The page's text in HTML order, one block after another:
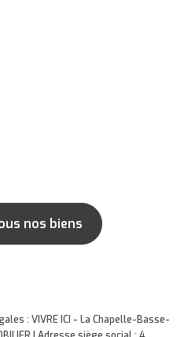
nos biens
: VIVRE ICI - La Chapelle-Basse-